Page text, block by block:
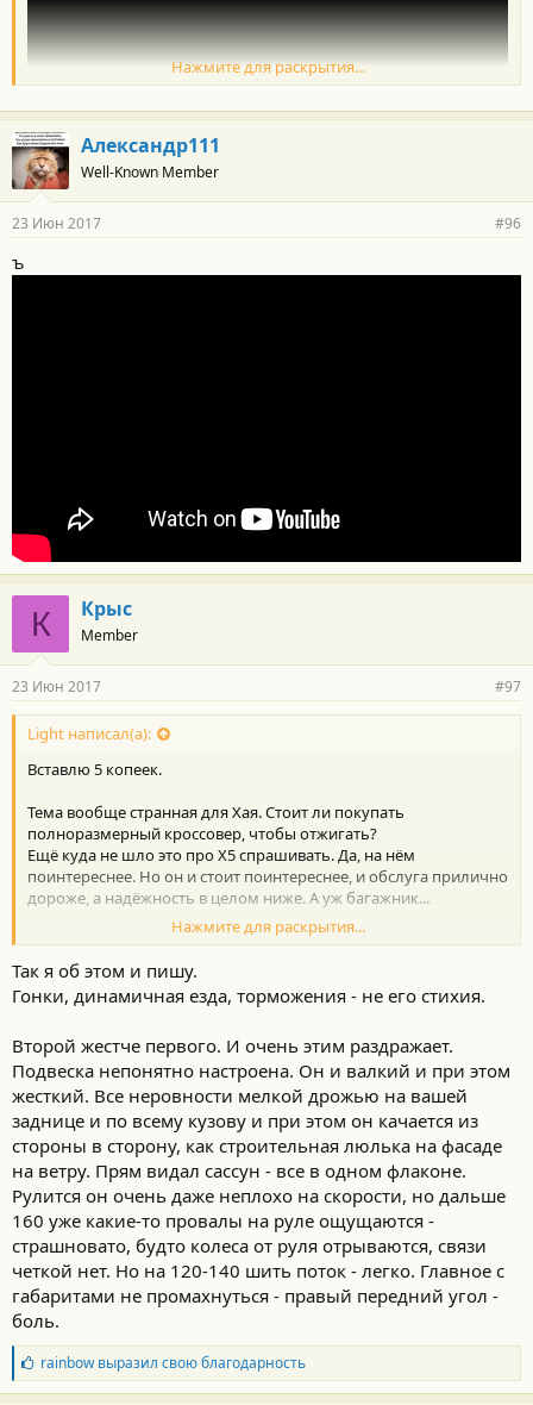
Нажмите для раскрытия...
Александр111
Well-Known Member
23 Июн 2017 #96
ъ
К Крыс
Member
23 Июн 2017 #97
Light написал(а):
Вставлю 5 копеек.
Тема вообще странная для Хая. Стоит ли покупать
полноразмерный кроссовер, чтобы отжигать?
Ещё куда не шло это про Х5 спрашивать. Да, на нём
поинтереснее. Но он и стоит поинтереснее, и обслуга прилично
дороже, а надёжность в целом ниже. А уж багажник...
У меня хоть 1й Хай, но 180 по трассе шёл без проблем. А он,
вроде, по-мягче 2-го будет. С управляемостью тоже, вроде,
вопросов нет.
С тормозами тоже: стоят диски Брембо с перфорацией, ни разу
Нажмите для раскрытия...
Так я об этом и пишу.
Гонки, динамичная езда, торможения - не его стихия.
Второй жестче первого. И очень этим раздражает.
Подвеска непонятно настроена. Он и валкий и при этом
жесткий. Все неровности мелкой дрожью на вашей
заднице и по всему кузову и при этом он качается из
стороны в сторону, как строительная люлька на фасаде
на ветру. Прям видал сассун - все в одном флаконе.
Рулится он очень даже неплохо на скорости, но дальше
160 уже какие-то провалы на руле ощущаются -
страшновато, будто колеса от руля отрываются, связи
четкой нет. Но на 120-140 шить поток - легко. Главное с
габаритами не промахнуться - правый передний угол -
боль.
Б
л
а
rainbowвыразил свою благодарность